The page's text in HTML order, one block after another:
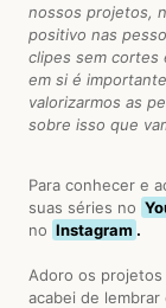
nossos projetos,
positivo nas
clipes sem cortes
em si é
valorizarmos as
sobre isso que
Para conhecer e
suas séries no
no Instagram .
Adoro os
acabei de